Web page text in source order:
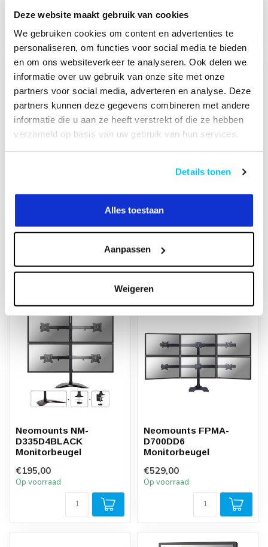
Deze website maakt gebruik van cookies
We gebruiken cookies om content en advertenties te
personaliseren, om functies voor social media te bieden
en om ons websiteverkeer te analyseren. Ook delen we
informatie over uw gebruik van onze site met onze
partners voor social media, adverteren en analyse. Deze
partners kunnen deze gegevens combineren met andere
informatie die u aan ze heeft verstrekt of die ze hebben
verzameld op basis van uw gebruik van hun services.
Details tonen
Alles toestaan
Aanpassen
Weigeren
Monitorstandaard 13-
Op voorraad
Neomounts NM-
D335D4BLACK
Monitorbeugel
€195,00
Op voorraad
Neomounts FPMA-
D700DD6
Monitorbeugel
€529,00
Op voorraad